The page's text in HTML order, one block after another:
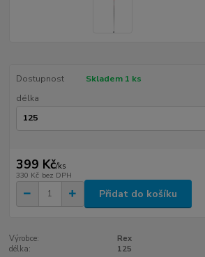
Dostupnost
Skladem 1 ks
délka
399 Kč/ks
330 Kč bez DPH
Přidat do košíku
Výrobce:
Rex
délka:
125